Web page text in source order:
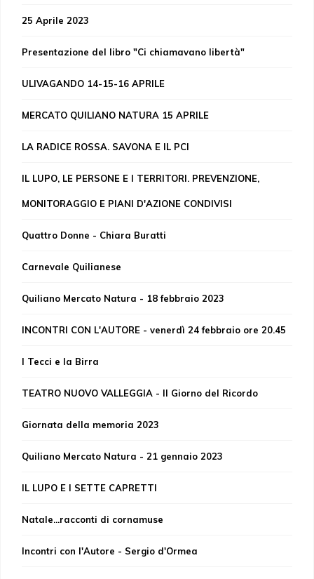
25 Aprile 2023
Presentazione del libro "Ci chiamavano libertà"
ULIVAGANDO 14-15-16 APRILE
MERCATO QUILIANO NATURA 15 APRILE
LA RADICE ROSSA. SAVONA E IL PCI
IL LUPO, LE PERSONE E I TERRITORI. PREVENZIONE,
MONITORAGGIO E PIANI D'AZIONE CONDIVISI
Quattro Donne - Chiara Buratti
Carnevale Quilianese
Quiliano Mercato Natura - 18 febbraio 2023
INCONTRI CON L'AUTORE - venerdì 24 febbraio ore 20.45
I Tecci e la Birra
TEATRO NUOVO VALLEGGIA - Il Giorno del Ricordo
Giornata della memoria 2023
Quiliano Mercato Natura - 21 gennaio 2023
IL LUPO E I SETTE CAPRETTI
Natale...racconti di cornamuse
Incontri con l'Autore - Sergio d'Ormea